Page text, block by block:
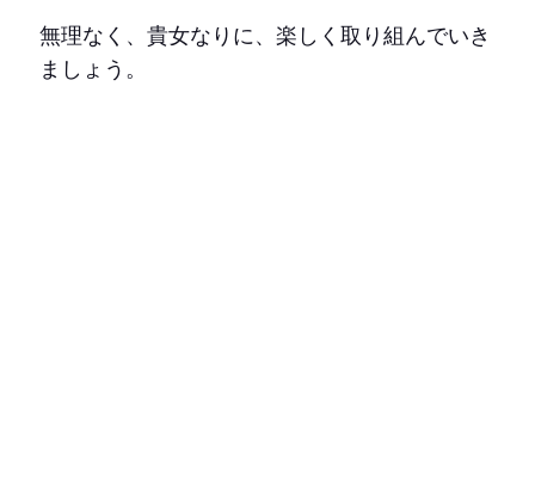
無理なく、貴女なりに、楽しく取り組んでいき
ましょう。